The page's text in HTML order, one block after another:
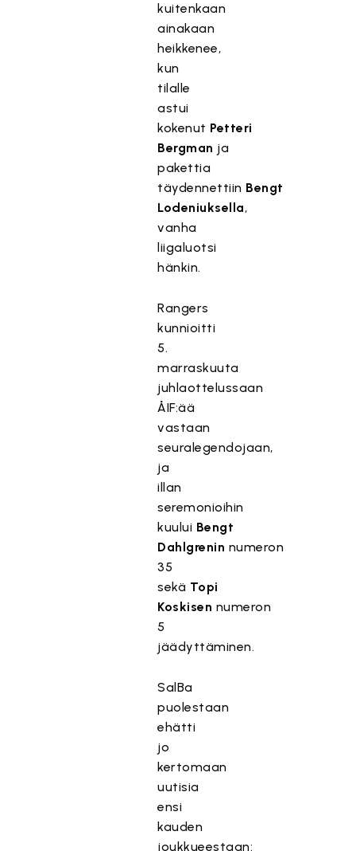
kuitenkaan
ainakaan
heikkenee,
kun
tilalle
astui
kokenut Petteri
Bergman ja
pakettia
täydennettiin Bengt
Lodeniuksella,
vanha
liigaluotsi
hänkin.
Rangers
kunnioitti
5.
marraskuuta
juhlaottelussaan
ÅIF:ää
vastaan
seuralegendojaan,
ja
illan
seremonioihin
kuului Bengt
Dahlgrenin numeron
35
sekä Topi
Koskisen numeron
5
jäädyttäminen.
SalBa
puolestaan
ehätti
jo
kertomaan
uutisia
ensi
kauden
joukkueestaan: